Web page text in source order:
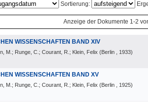
Sortierung:
Anzeige der Dokumente 1-2
WISSENSCHAFTEN BAND XIV
M.; Runge, C.; Courant, R.; Klein, Felix (Berlin , 1933)
WISSENSCHAFTEN BAND XV
M.; Runge, C.; Courant, R.; Klein, Felix (Berlin , 1925)